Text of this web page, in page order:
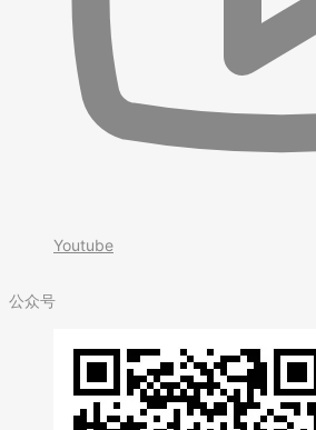
Youtube
公众号